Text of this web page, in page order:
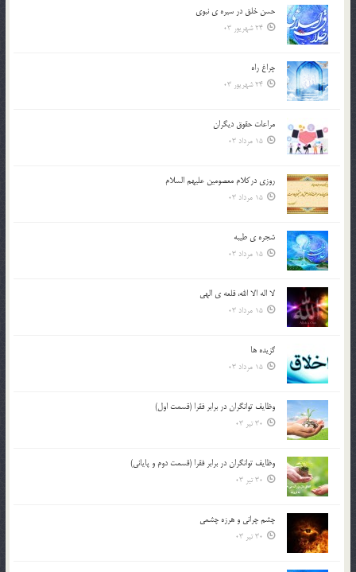
حسن خلق در سيره ي نبوي
24 شهریور 03
چراغ راه
24 شهریور 03
مراعات حقوق ديگران
15 مرداد 03
روزي دركلام معصومين عليهم السلام
15 مرداد 03
شجره ي طيبه
15 مرداد 03
لا اله الا الله، قلعه ي الهي
15 مرداد 03
گزيده ها
15 مرداد 03
وظایف توانگران در برابر فقرا (قسمت اول)
30 تیر 03
وظایف توانگران در برابر فقرا (قسمت دوم و پایانی)
30 تیر 03
چشم ‏چرانى و هرزه‏ چشمى
30 تیر 03